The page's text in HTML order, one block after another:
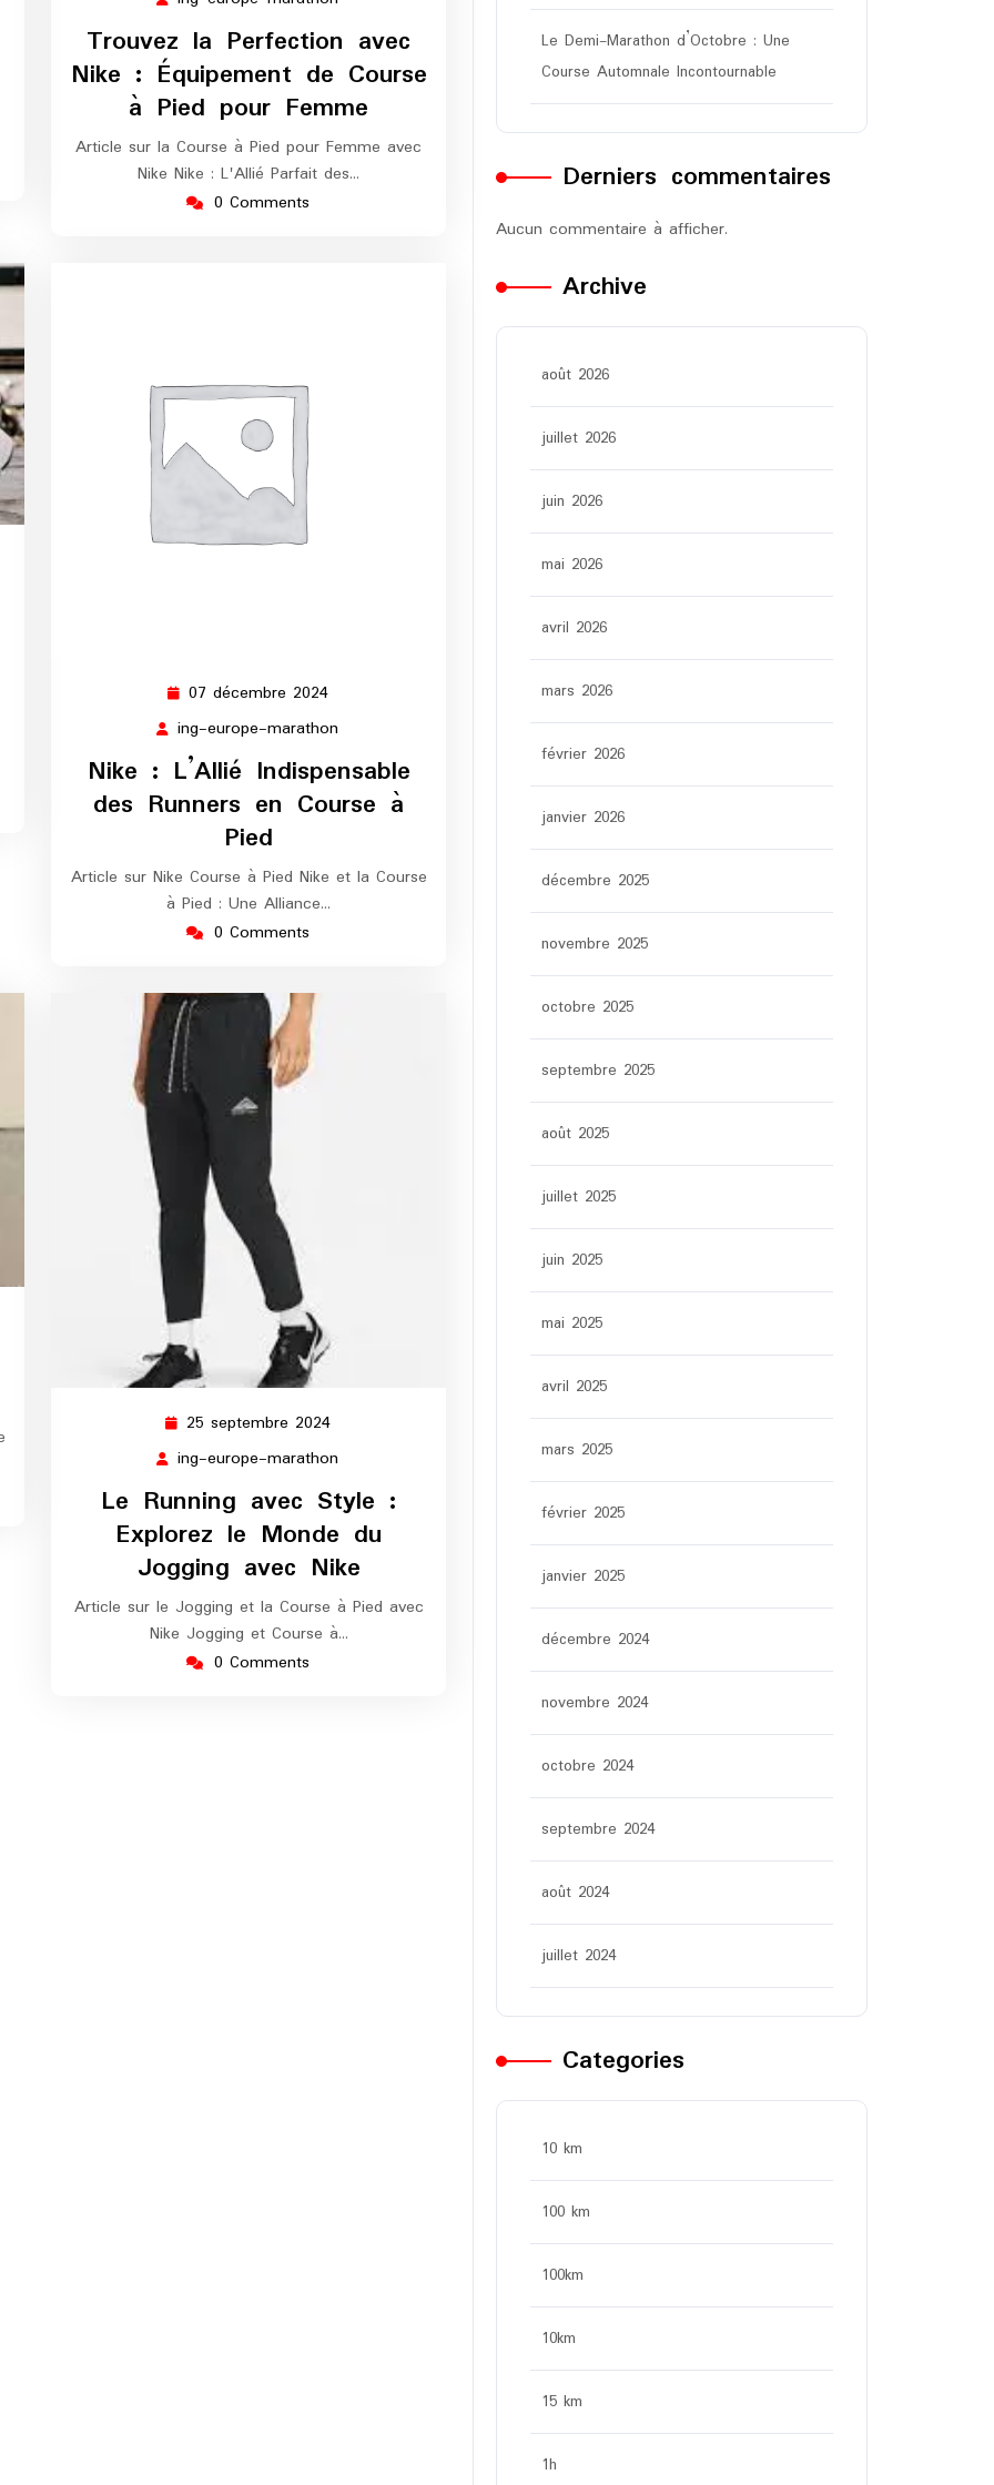
marathon
Trouvez la Perfection avec
Nike : Équipement de Course
à Pied pour Femme
Article sur la Course à Pied pour Femme avec
Nike Nike : L'Allié Parfait des…
0 Comments
07 décembre 2024
décembre
ing-europe-marathon
europe-
marathon
Nike : L’Allié Indispensable
des Runners en Course à
Pied
Article sur Nike Course à Pied Nike et la Course
à Pied : Une Alliance…
0 Comments
25 septembre 2024
septembre
ing-europe-marathon
europe-
marathon
Le Running avec Style :
Explorez le Monde du
Jogging avec Nike
Article sur le Jogging et la Course à Pied avec
Nike Jogging et Course à…
0 Comments
Le Demi-Marathon d’Octobre : Une
Course Automnale Incontournable
Derniers commentaires
Aucun commentaire à afficher.
Archive
août 2026
juillet 2026
juin 2026
mai 2026
avril 2026
mars 2026
février 2026
janvier 2026
décembre 2025
novembre 2025
octobre 2025
septembre 2025
août 2025
juillet 2025
juin 2025
mai 2025
avril 2025
mars 2025
février 2025
janvier 2025
décembre 2024
novembre 2024
octobre 2024
septembre 2024
août 2024
juillet 2024
Categories
10 km
100 km
100km
10km
15 km
1h